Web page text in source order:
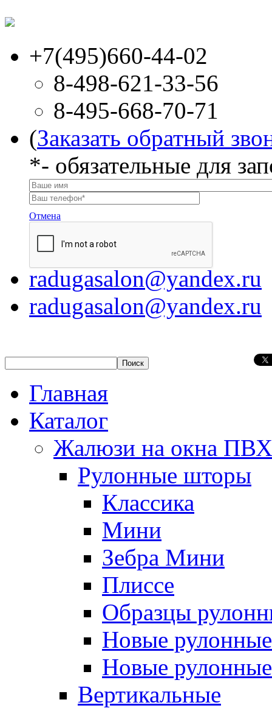
+7(495)660-44-02
8-498-621-33-56
8-495-668-70-71
(Заказать обратный
*- обязательные для
Отмена
radugasalon@yandex.ru
radugasalon@yandex.ru
Главная
Каталог
Жалюзи на окна ПВХ
Рулонные шторы
Классика
Мини
Зебра Мини
Плиссе
Образцы
Новые
Новые
Вертикальные